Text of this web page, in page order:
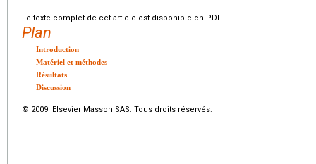
Le texte complet de cet article est disponible en PDF.
Plan
Introduction
Matériel et méthodes
Résultats
Discussion
© 2009 Elsevier Masson SAS. Tous droits réservés.